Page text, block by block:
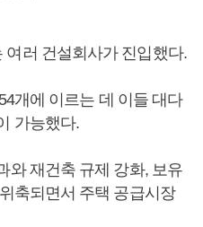
러 건설회사가 진입했다.
개에 이르는 데 이들 대다
가능했다.
와 재건축 규제 강화, 보유
축되면서 주택 공급시장